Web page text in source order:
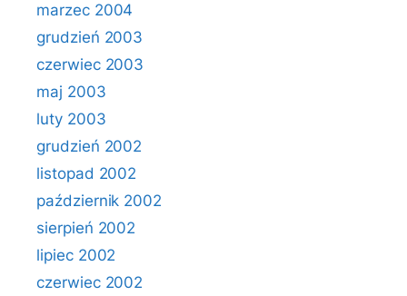
marzec 2004
grudzień 2003
czerwiec 2003
maj 2003
luty 2003
grudzień 2002
listopad 2002
październik 2002
sierpień 2002
lipiec 2002
czerwiec 2002